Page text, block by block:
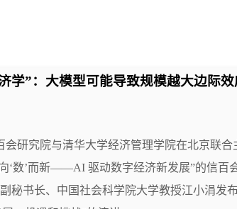
学”：大模型可能导致规模越大边际
会研究院与清华大学经济管理学院在北京联合
‘数’而新——AI 驱动数字经济新发展”的信百
秘书长、中国社会科学院大学教授江小涓发